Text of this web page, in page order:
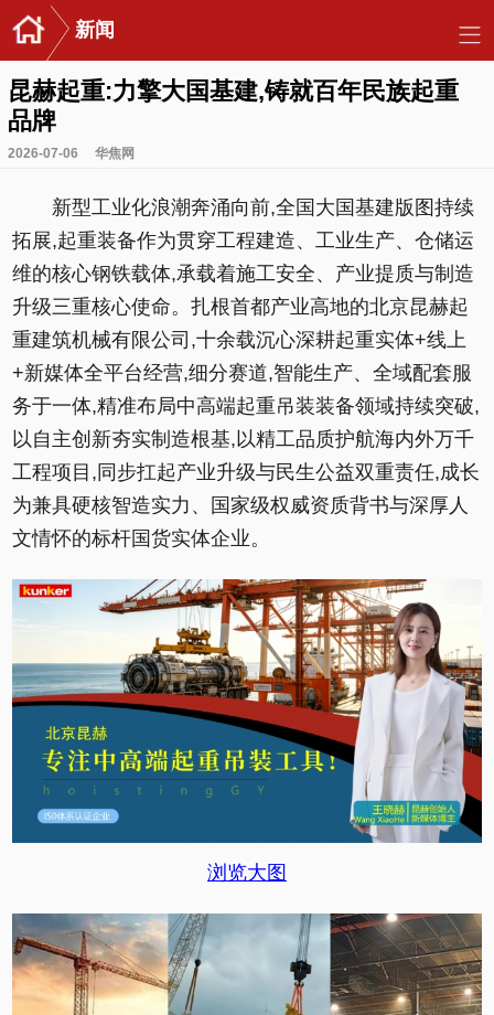
新闻
昆赫起重:力擎大国基建,铸就百年民族起重
品牌
2026-07-06 华焦网
新型工业化浪潮奔涌向前,全国大国基建版图持续
拓展,起重装备作为贯穿工程建造、工业生产、仓储运
维的核心钢铁载体,承载着施工安全、产业提质与制造
升级三重核心使命。扎根首都产业高地的北京昆赫起
重建筑机械有限公司,十余载沉心深耕起重实体+线上
+新媒体全平台经营,细分赛道,智能生产、全域配套服
务于一体,精准布局中高端起重吊装装备领域持续突破,
以自主创新夯实制造根基,以精工品质护航海内外万千
工程项目,同步扛起产业升级与民生公益双重责任,成长
为兼具硬核智造实力、国家级权威资质背书与深厚人
文情怀的标杆国货实体企业。
浏览大图